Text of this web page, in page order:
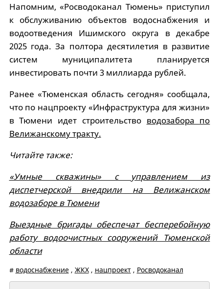
Напомним, «Росводоканал Тюмень» приступил
к обслуживанию объектов водоснабжения и
водоотведения Ишимского округа в декабре
2025 года. За полтора десятилетия в развитие
систем муниципалитета планируется
инвестировать почти 3 миллиарда рублей.
Ранее «Тюменская область сегодня» сообщала,
что по нацпроекту «Инфраструктура для жизни»
в Тюмени идет строительство водозабора по
Велижанскому тракту.
Читайте также:
«Умные скважины» с управлением из
диспетчерской внедрили на Велижанском
водозаборе в Тюмени
Выездные бригады обеспечат бесперебойную
работу водоочистных сооружений Тюменской
области
# водоснабжение, ЖКХ, нацпроект, Росводоканал